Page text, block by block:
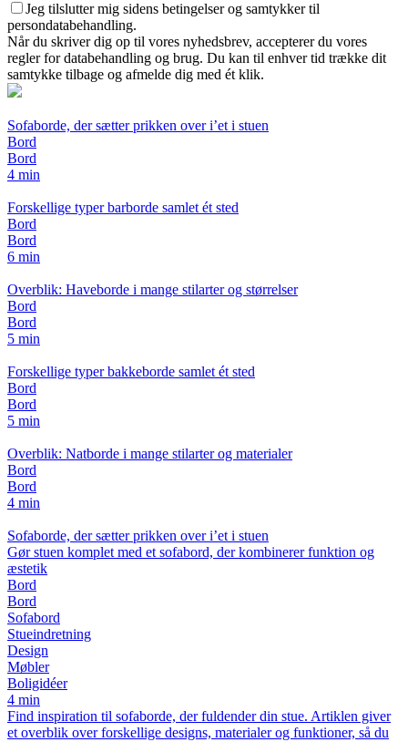
Jeg tilslutter mig sidens betingelser og samtykker til
persondatabehandling.
Når du skriver dig op til vores nyhedsbrev, accepterer du vores
regler for databehandling og brug. Du kan til enhver tid trække dit
samtykke tilbage og afmelde dig med ét klik.
Sofaborde, der sætter prikken over i’et i stuen
Bord
Bord
4 min
Forskellige typer barborde samlet ét sted
Bord
Bord
6 min
Overblik: Haveborde i mange stilarter og størrelser
Bord
Bord
5 min
Forskellige typer bakkeborde samlet ét sted
Bord
Bord
5 min
Overblik: Natborde i mange stilarter og materialer
Bord
Bord
4 min
Sofaborde, der sætter prikken over i’et i stuen
Gør stuen komplet med et sofabord, der kombinerer funktion og
æstetik
Bord
Bord
Sofabord
Stueindretning
Design
Møbler
Boligidéer
4 min
Find inspiration til sofaborde, der fuldender din stue. Artiklen giver
et overblik over forskellige designs, materialer og funktioner, så du